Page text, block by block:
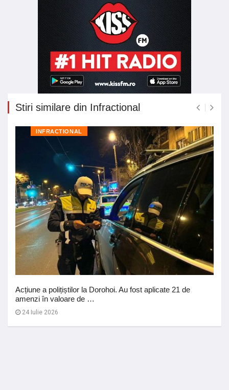
Stiri similare din Infractional
INFRACTIONAL
Acțiune a polițiștilor la Dorohoi. Au fost aplicate 21 de
amenzi în valoare de …
24 Iulie 2026